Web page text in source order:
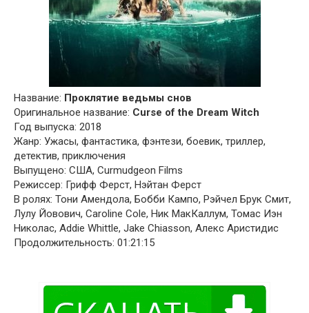
Название: Проклятие ведьмы снов
Оригинальное название: Curse of the Dream Witch
Год выпуска: 2018
Жанр: Ужасы, фантастика, фэнтези, боевик, триллер,
детектив, приключения
Выпущено: США, Curmudgeon Films
Режиссер: Грифф Ферст, Нэйтан Ферст
В ролях: Тони Амендола, Бобби Кампо, Рэйчел Брук Смит,
Лулу Йовович, Caroline Cole, Ник МакКаллум, Томас Иэн
Николас, Addie Whittle, Jake Chiasson, Алекс Аристидис
Продолжительность: 01:21:15